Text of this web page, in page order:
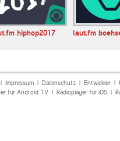
hiphop2017 laut.fm
Impressum| Datenschutz| Entwickler|
für Android TV| Radioplayer für iOS|